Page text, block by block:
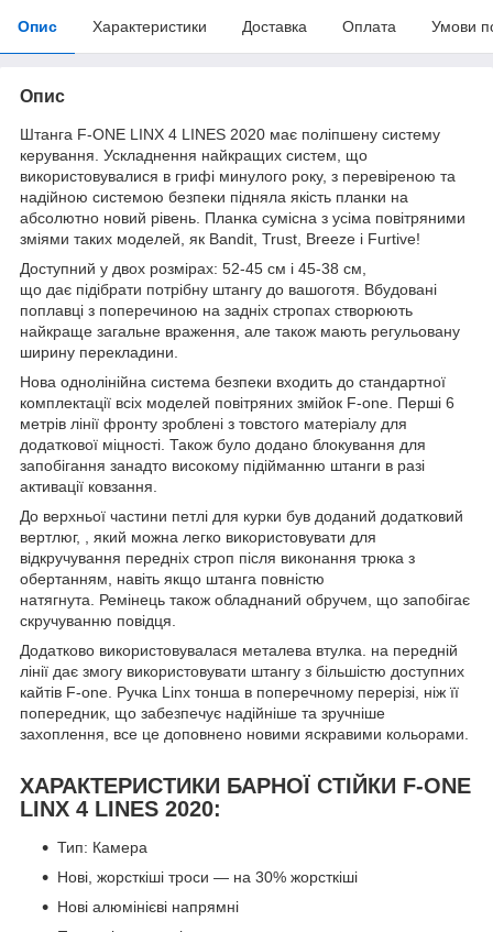
Опис Характеристики Доставка Оплата Умови
Опис
Штанга F-ONE LINX 4 LINES 2020 має поліпшену систему
керування. Ускладнення найкращих систем, що
використовувалися в грифі минулого року, з перевіреною та
надійною системою безпеки підняла якість планки на
абсолютно новий рівень. Планка сумісна з усіма повітряними
зміями таких моделей, як Bandit, Trust, Breeze і Furtive!
Доступний у двох розмірах: 52-45 см і 45-38 см,
що дає підібрати потрібну штангу до вашоготя. Вбудовані
поплавці з поперечиною на задніх стропах створюють
найкраще загальне враження, але також мають регульовану
ширину перекладини.
Нова однолінійна система безпеки входить до стандартної
комплектації всіх моделей повітряних змійок F-one. Перші 6
метрів лінії фронту зроблені з товстого матеріалу для
додаткової міцності. Також було додано блокування для
запобігання занадто високому підійманню штанги в разі
активації ковзання.
До верхньої частини петлі для курки був доданий додатковий
вертлюг, , який можна легко використовувати для
відкручування передніх строп після виконання трюка з
обертанням, навіть якщо штанга повністю
натягнута. Ремінець також обладнаний обручем, що запобігає
скручуванню повідця.
Додатково використовувалася металева втулка. на передній
лінії дає змогу використовувати штангу з більшістю доступних
кайтів F-one. Ручка Linx тонша в поперечному перерізі, ніж її
попередник, що забезпечує надійніше та зручніше
захоплення, все це доповнено новими яскравими кольорами.
ХАРАКТЕРИСТИКИ БАРНОЇ СТІЙКИ F-ONE
LINX 4 LINES 2020:
Тип: Камера
Нові, жорсткіші троси — на 30% жорсткіші
Нові алюмінієві напрямні